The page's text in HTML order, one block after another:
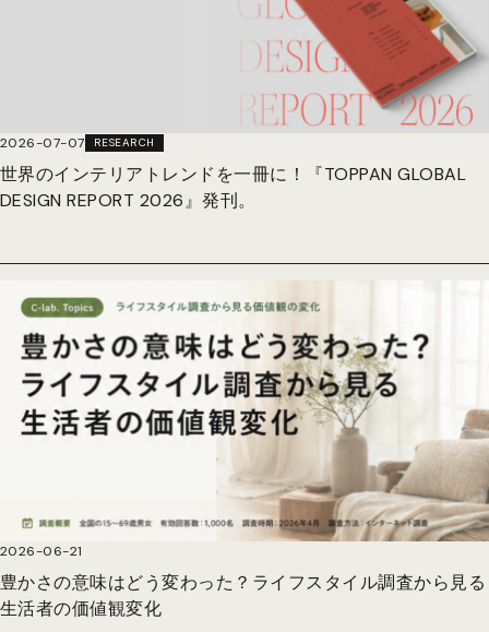
2026-07-07 RESEARCH
世界のインテリアトレンドを一冊に！『TOPPAN GLOBAL
DESIGN REPORT 2026』発刊。
2026-06-21
豊かさの意味はどう変わった？ライフスタイル調査から見る
生活者の価値観変化